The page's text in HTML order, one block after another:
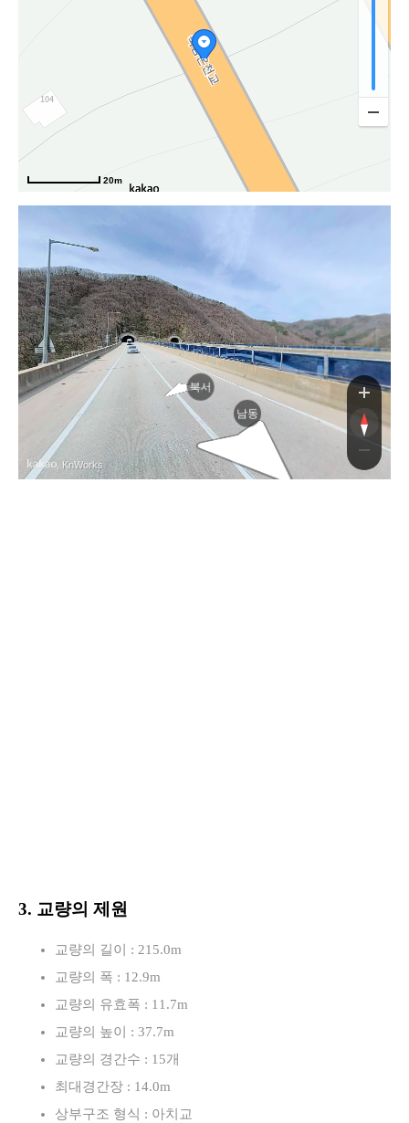
20m
북서
남동
, KnWorks
3. 교량의 제원
교량의 길이 : 215.0m
교량의 폭 : 12.9m
교량의 유효폭 : 11.7m
교량의 높이 : 37.7m
교량의 경간수 : 15개
최대경간장 : 14.0m
상부구조 형식 : 아치교